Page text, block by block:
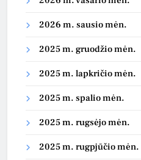
2026 m. sausio mėn.
2025 m. gruodžio mėn.
2025 m. lapkričio mėn.
2025 m. spalio mėn.
2025 m. rugsėjo mėn.
2025 m. rugpjūčio mėn.